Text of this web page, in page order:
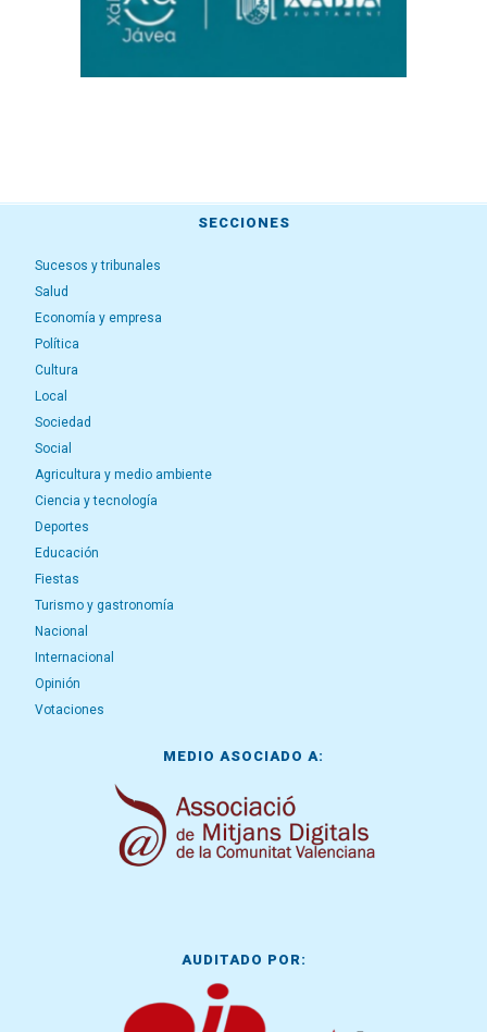
SECCIONES
Sucesos y tribunales
Salud
Economía y empresa
Política
Cultura
Local
Sociedad
Social
Agricultura y medio ambiente
Ciencia y tecnología
Deportes
Educación
Fiestas
Turismo y gastronomía
Nacional
Internacional
Opinión
Votaciones
MEDIO ASOCIADO A:
AUDITADO POR: